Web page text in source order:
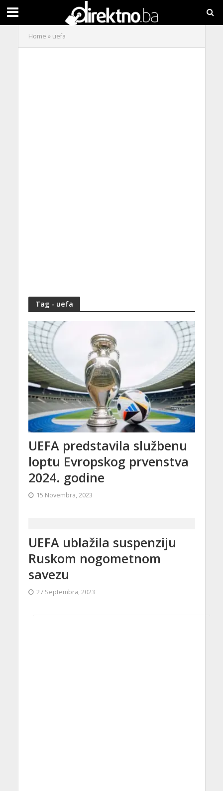
Home » uefa
Tag - uefa
UEFA predstavila službenu
loptu Evropskog prvenstva
2024. godine
15 Novembra, 2023
UEFA ublažila suspenziju
Ruskom nogometnom
savezu
27 Septembra, 2023